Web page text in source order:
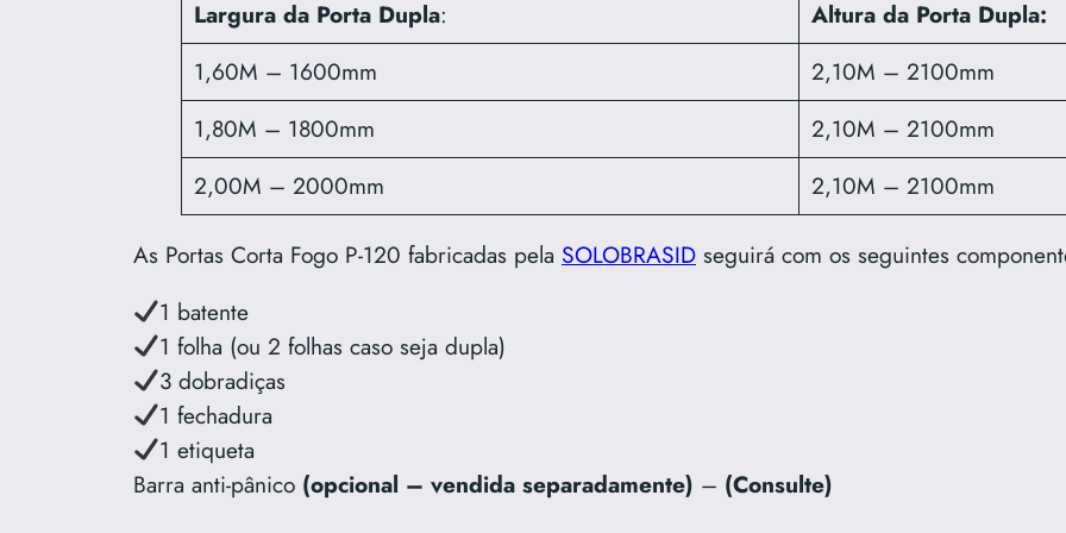
Largura da Porta Dupla:
Altura da Porta Dupla:
1,60M – 1600mm
2,10M – 2100mm
1,80M – 1800mm
2,10M – 2100mm
2,00M – 2000mm
2,10M – 2100mm
As Portas Corta Fogo P-120 fabricadas pela SOLOBRASID seguirá com os seguintes
1 batente
1 folha (ou 2 folhas caso seja dupla)
3 dobradiças
1 fechadura
1 etiqueta
Barra anti-pânico (opcional – vendida separadamente) – (Consulte)